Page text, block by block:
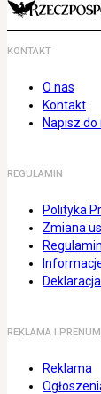
KONTAKT
O nas
Kontakt
Napisz do
REGULAMIN
Polityka
Zmiana
REKLAMA I
Reklama